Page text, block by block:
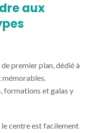
aux
premier plan, dédié à
mémorables.
formations et galas y
centre est facilement